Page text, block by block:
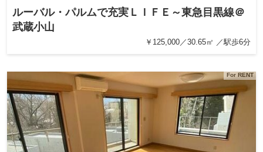
ルーバル・パルムで充実ＬＩＦＥ～東急目黒線＠
武蔵小山
￥125,000／30.65㎡ ／駅歩6分
For RENT